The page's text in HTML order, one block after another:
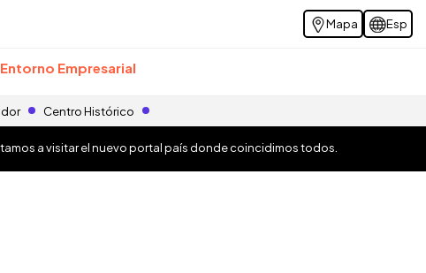
Mapa Esp
Entorno Empresarial
Centro Histórico
a visitar el nuevo portal país donde coincidimos todos.